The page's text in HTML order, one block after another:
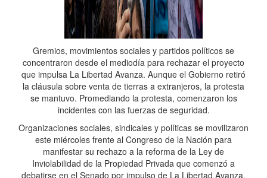
Gremios, movimientos sociales y partidos políticos se
concentraron desde el mediodía para rechazar el proyecto
que impulsa La Libertad Avanza. Aunque el Gobierno retiró
la cláusula sobre venta de tierras a extranjeros, la protesta
se mantuvo. Promediando la protesta, comenzaron los
incidentes con las fuerzas de seguridad.
Organizaciones sociales, sindicales y políticas se movilizaron
este miércoles frente al Congreso de la Nación para
manifestar su rechazo a la reforma de la Ley de
Inviolabilidad de la Propiedad Privada que comenzó a
debatirse en el Senado por impulso de La Libertad Avanza.